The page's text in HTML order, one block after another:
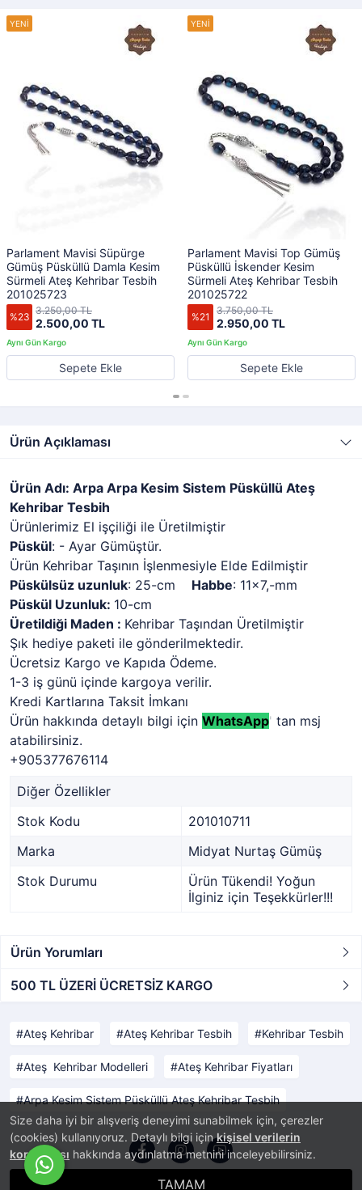
Size daha iyi bir alışveriş deneyimi sunabilmek için, çerezler
(cookies) kullanıyoruz. Detaylı bilgi içinkişisel verilerin
korunması hakkında aydınlatma metnini inceleyebilirsiniz.
TAMAM
Parlament Mavisi Süpürge
Gümüş Püsküllü Damla Kesim
Sürmeli Ateş Kehribar Tesbih
201025723
%23 2.500,00 TL
3.250,00 TL
Sepete Ekle
Parlament Mavisi Top Gümüş
Püsküllü İskender Kesim
Sürmeli Ateş Kehribar Tesbih
201025722
%21 2.950,00 TL
3.750,00 TL
Sepete Ekle
Ürün Açıklaması
Ürün Adı: Arpa Arpa Kesim Sistem Püsküllü Ateş
Kehribar Tesbih
Ürünlerimiz El işçiliği ile Üretilmiştir
Püskül: - Ayar Gümüştür.
Ürün Kehribar Taşının İşlenmesiyle Elde Edilmiştir
Püskülsüz uzunluk: 25-cm Habbe: 11x7,-mm
Püskül Uzunluk: 10-cm
Üretildiği Maden : Kehribar Taşından Üretilmiştir
Şık hediye paketi ile gönderilmektedir.
Ücretsiz Kargo ve Kapıda Ödeme.
1-3 iş günü içinde kargoya verilir.
Kredi Kartlarına Taksit İmkanı
Ürün hakkında detaylı bilgi için WhatsApp' tan msj
atabilirsiniz.
+905377676114
Diğer Özellikler
Stok Kodu
201010711
Marka
Midyat Nurtaş Gümüş
Stok Durumu
Ürün Tükendi! Yoğun
İlginiz için Teşekkürler!!!
Ürün Yorumları
500 TL ÜZERİ ÜCRETSİZ KARGO
Ateş Kehribar Ateş Kehribar Tesbih Kehribar Tesbih
Ateş Kehribar Modelleri Ateş Kehribar Fiyatları
Arpa Kesim Sistem Püsküllü Ateş Kehribar Tesbih